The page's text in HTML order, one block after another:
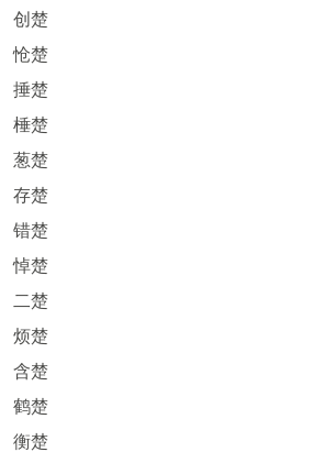
创楚
怆楚
捶楚
棰楚
葱楚
存楚
错楚
悼楚
二楚
烦楚
含楚
鹤楚
衡楚